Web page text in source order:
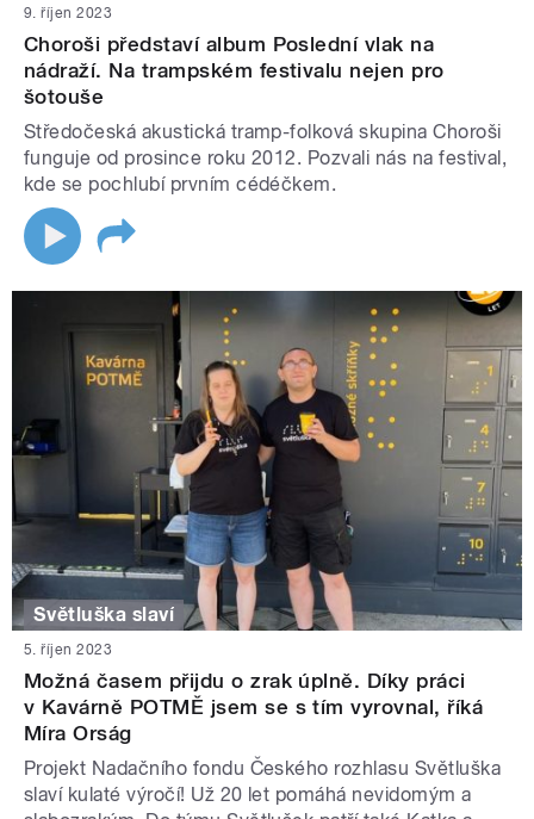
9. říjen 2023
Choroši představí album Poslední vlak na
nádraží. Na trampském festivalu nejen pro
šotouše
Středočeská akustická tramp-folková skupina Choroši
funguje od prosince roku 2012. Pozvali nás na festival,
kde se pochlubí prvním cédéčkem.
Světluška slaví
5. říjen 2023
Možná časem přijdu o zrak úplně. Díky práci
v Kavárně POTMĚ jsem se s tím vyrovnal, říká
Míra Orság
Projekt Nadačního fondu Českého rozhlasu Světluška
slaví kulaté výročí! Už 20 let pomáhá nevidomým a